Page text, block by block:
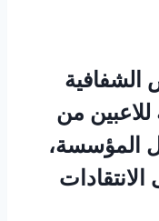
الشفافية
للاعبين من
المؤسسة،